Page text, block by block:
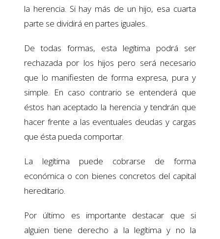
la herencia. Si hay más de un hijo, esa cuarta
parte se dividirá en partes iguales.
De todas formas, esta legítima podrá ser
rechazada por los hijos pero será necesario
que lo manifiesten de forma expresa, pura y
simple. En caso contrario se entenderá que
éstos han aceptado la herencia y tendrán que
hacer frente a las eventuales deudas y cargas
que ésta pueda comportar.
La legítima puede cobrarse de forma
económica o con bienes concretos del capital
hereditario.
Por último es importante destacar que si
alguien tiene derecho a la legítima y no la